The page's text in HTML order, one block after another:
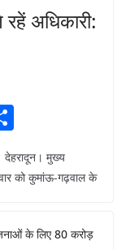
अधिकारी:
ar
देहरादून। मुख्य
को कुमांऊ-गढ़वाल के
के लिए 80 करोड़